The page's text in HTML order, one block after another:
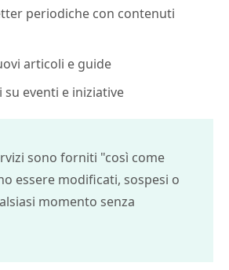
periodiche con contenuti
articoli e guide
eventi e iniziative
sono forniti "così come
essere modificati, sospesi o
momento senza